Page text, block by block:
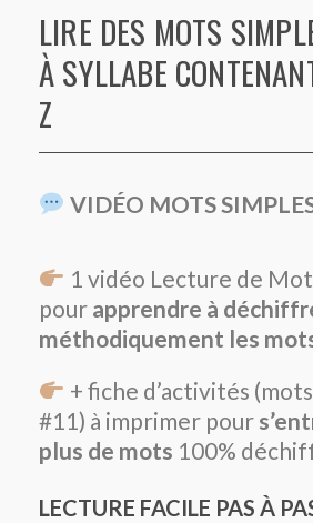
LIRE DES MOTS
À SYLLABE
Z
VIDÉO MOTS
1 vidéo Lecture de
pour apprendre à
méthodiquement les
+ fiche d’activités
#11) à imprimer pour
plus de mots 100%
LECTURE FACILE PAS À